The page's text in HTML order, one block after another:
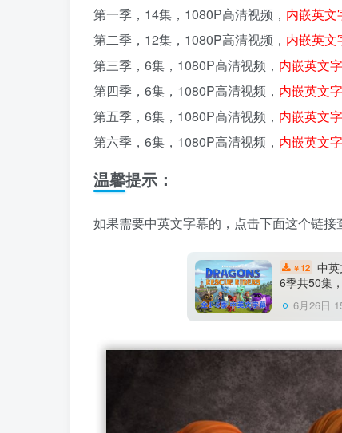
第一季，14集，1080P高清视频， 内嵌英文
第二季，12集，1080P高清视频， 内嵌英文
第三季，6集，1080P高清视频， 内嵌英文
第四季，6集，1080P高清视频， 内嵌英文
第五季，6集，1080P高清视频， 内嵌英文
第六季，6集，1080P高清视频， 内嵌英文
温馨提示：
如果需要中英文字幕的，点击下面这个链接
￥ 12 中
6季共50集
6月26日